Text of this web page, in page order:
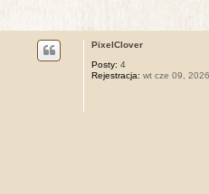
PixelClover
Posty: 4
Rejestracja: wt cze 09,